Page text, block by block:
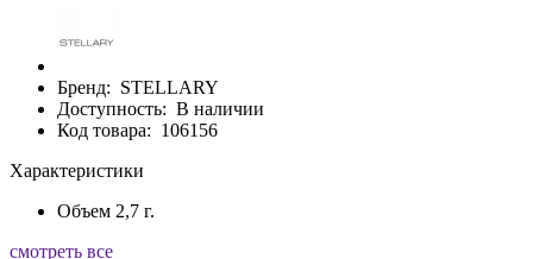
Бренд: STELLARY
Доступность: В наличии
Код товара: 106156
Характеристики
Объем 2,7 г.
смотреть все